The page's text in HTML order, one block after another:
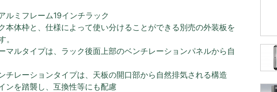
ルミフレーム19インチラック
本体枠と、仕様によって使い分けることができる別売の外装板を
。
マルタイプは、ラック後面上部のベンチレーションパネルから自
チレーションタイプは、天板の開口部から自然排気される構造
ンを踏襲し、互換性等にも配慮